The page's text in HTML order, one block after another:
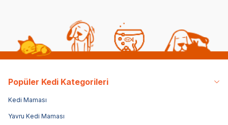
Popüler Kedi Kategorileri
Kedi Maması
Yavru Kedi Maması